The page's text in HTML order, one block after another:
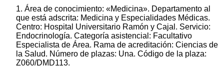
1. Área de conocimiento: «Medicina». Departamento al
que está adscrita: Medicina y Especialidades Médicas.
Centro: Hospital Universitario Ramón y Cajal. Servicio:
Endocrinología. Categoría asistencial: Facultativo
Especialista de Área. Rama de acreditación: Ciencias de
la Salud. Número de plazas: Una. Código de la plaza:
Z060/DMD113.